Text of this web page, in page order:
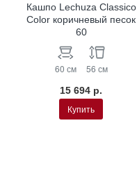
Кашпо Lechuza Classico
Color коричневый песок
60
60 см 56 см
15 694 р.
Купить